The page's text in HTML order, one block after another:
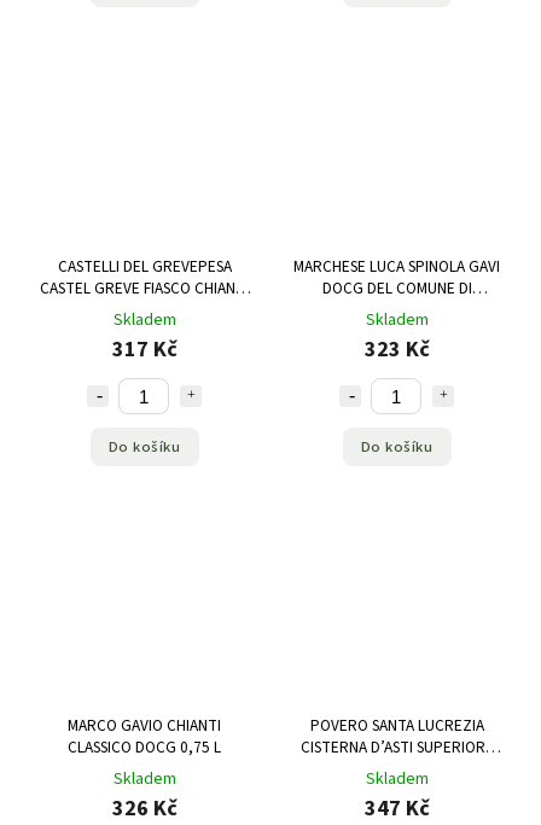
CASTELLI DEL GREVEPESA
CASTEL GREVE FIASCO CHIANTI
CLASSICO DOCG 0.5 L
Skladem
317 Kč
Do košíku
MARCHESE LUCA SPINOLA GAVI
DOCG DEL COMUNE DI
TASSAROLO BIO 0,75 L
Skladem
323 Kč
Do košíku
MARCO GAVIO CHIANTI
CLASSICO DOCG 0,75 L
Skladem
326 Kč
POVERO SANTA LUCREZIA
CISTERNA D’ASTI SUPERIORE
DOC 0,75 L
Skladem
347 Kč